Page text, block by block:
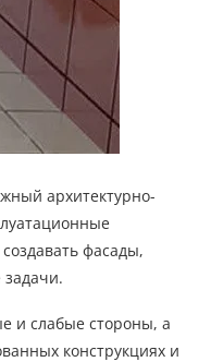
архитектурно-
фасады,
и слабые стороны, а
конструкциях и